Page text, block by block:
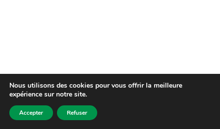
Nous utilisons des cookies pour vous offrir la meilleure
expérience sur notre site.
Accepter Refuser